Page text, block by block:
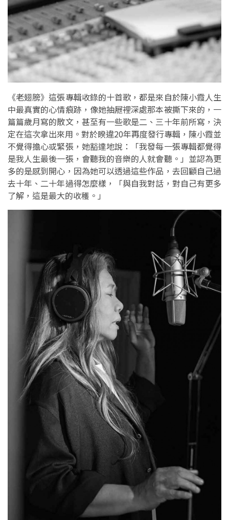
《老翅膀》這張專輯收錄的十首歌，都是來自於陳小霞人生
中最真實的心情痕跡，像她抽屜裡深處那本被撕下來的，一
篇篇歲月寫的散文，甚至有一些歌是二、三十年前所寫，決
定在這次拿出來用。對於睽違20年再度發行專輯，陳小霞並
不覺得擔心或緊張，她豁達地說：「我發每一張專輯都覺得
是我人生最後一張，會聽我的音樂的人就會聽。」並認為更
多的是感到開心，因為她可以透過這些作品，去回顧自己過
去十年、二十年過得怎麼樣，「與自我對話，對自己有更多
了解，這是最大的收穫。」